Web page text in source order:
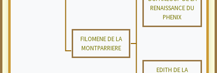
RENAISSANCE DU
PHENIX
FILOMENE DE LA
MONTPARRIERE
EDITH DE LA